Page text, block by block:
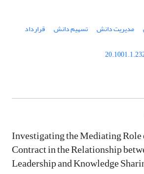
مدیریت دانش تسهیم دانش قرارداد
Investigating the Mediating
Contract in the Relationship
Leadership and Knowledge